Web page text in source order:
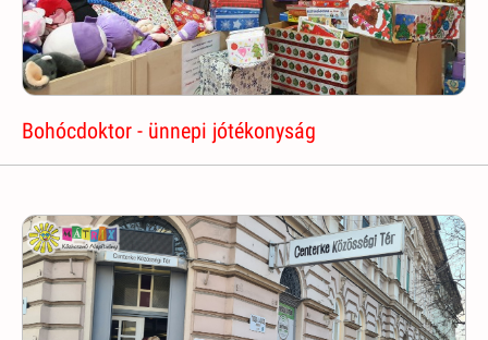
Bohócdoktor - ünnepi jótékonyság